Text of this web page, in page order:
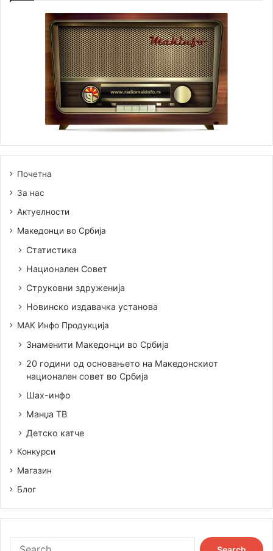
Почетна
За нас
Актуелности
Македонци во Србија
Статистика
Национален Совет
Струковни здруженија
Новинско издавачка установа
МАК Инфо Продукција
Знаменити Македонци во Србија
20 години од основањето на Македонскиот
национален совет во Србија
Шах-инфо
Манџа ТВ
Детско катче
Конкурси
Магазин
Блог